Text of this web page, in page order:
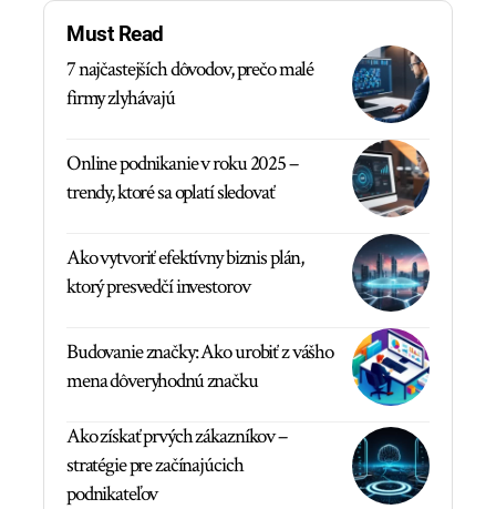
Must Read
7 najčastejších dôvodov, prečo malé
firmy zlyhávajú
Online podnikanie v roku 2025 –
trendy, ktoré sa oplatí sledovať
Ako vytvoriť efektívny biznis plán,
ktorý presvedčí investorov
Budovanie značky: Ako urobiť z vášho
mena dôveryhodnú značku
Ako získať prvých zákazníkov –
stratégie pre začínajúcich
podnikateľov